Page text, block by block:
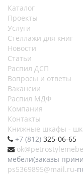
Каталог
Проекты
Услуги
Стеллажи для книг
Новости
Статьи
Распил ДСП
Вопросы и ответы
Вакансии
Распил МДФ
Компания
Контакты
Книжные шкафы -
+7 (812) 325-06-65
мебели(заказы
ps5369895@mail.ru-